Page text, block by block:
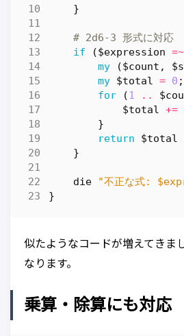
}
# 2d6-3 形式に対応
if
($expression =~
my
($count ,
my $total = 0 ;
for
( 1 ..
$total +=
}
return
$total
}
die "不正な式:
}
似たようなコードが増えてきま
なります。
乗算・除算にも対応